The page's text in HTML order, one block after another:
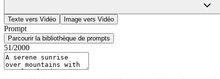
Sign In
Texte vers Vidéo Image vers Vidéo
Prompt
Parcourir la bibliothèque de prompts
51/2000